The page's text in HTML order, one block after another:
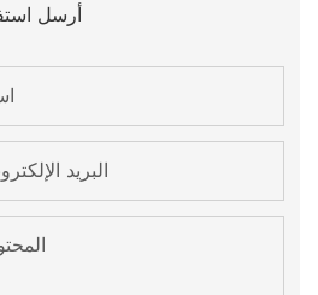
أرسل
البريد